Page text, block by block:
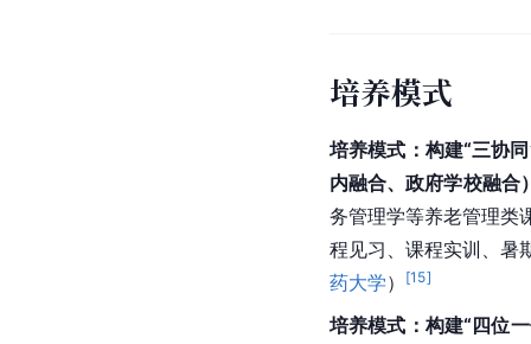
培养模式
培养模式：构建“三协
内融合、政府学校融合
务管理学等养老管理类
程见习、课程实训、暑
药大学） [15]
培养模式：构建“四位